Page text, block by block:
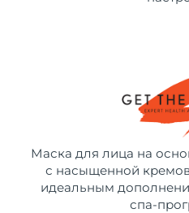
Маска для лица на
с насыщенной
идеальным
спа-